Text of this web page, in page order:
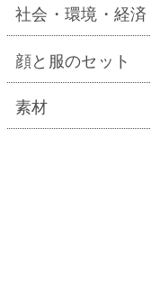
社会・環境・経済
顔と服のセット
素材